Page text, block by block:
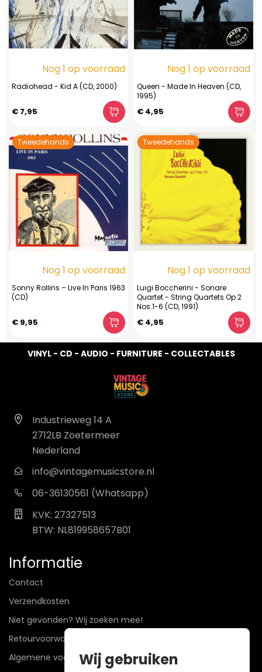
Nog 1 op voorraad
Radiohead - Kid A (CD, 2000)
€ 7,95
Nog 1 op voorraad
Queen - Made In Heaven (CD,
1995)
€ 4,95
Tweedehands
Nog 1 op voorraad
Sonny Rollins – Live In Paris 1963
(CD)
€ 9,95
Tweedehands
Nog 1 op voorraad
Luigi Boccherini - Sonare
Quartet - String Quartets Op.2
Nos.1-6 (CD, 1991)
€ 4,95
VINYL - CD - AUDIO - FURNITURE - COLLECTABLES
Industrieweg 14 A
2712LB Zoetermeer
Nederland
info@vintagemusicstore.nl
06-36130561 (Whatsapp)
KVK: 27327513
BTW: NL819958657B01
Informatie
Contact
Verzendkosten
Niet gevonden? Wij zoeken mee!
Retourvoorwaarden
Algemene voorwaardenWij gebruiken